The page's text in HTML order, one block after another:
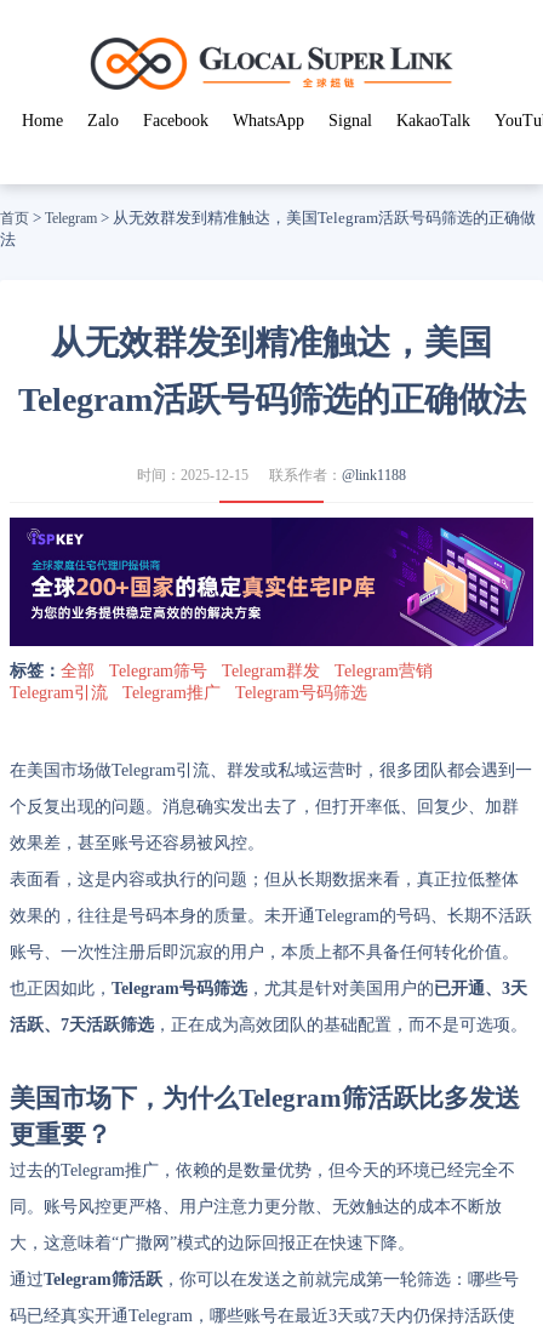
Home Zalo Facebook WhatsApp Signal KakaoTalk
首页 > Telegram > 从无效群发到精准触达，美国Telegram活跃号码筛选的正确做
法
从无效群发到精准触达，美国
Telegram活跃号码筛选的正确做法
时间：2025-12-15 联系作者： @link1188
标签： 全部 Telegram筛号 Telegram群发
Telegram营销
Telegram引流
Telegram推广 Telegram号码筛选
在美国市场做Telegram引流、群发或私域运营时，很多团队都会遇到一
个反复出现的问题。消息确实发出去了，但打开率低、回复少、加群
效果差，甚至账号还容易被风控。
表面看，这是内容或执行的问题；但从长期数据来看，真正拉低整体
效果的，往往是号码本身的质量。未开通Telegram的号码、长期不活跃
账号、一次性注册后即沉寂的用户，本质上都不具备任何转化价值。
也正因如此， Telegram号码筛选，尤其是针对美国用户的已开通、3天
活跃、7天活跃筛选，正在成为高效团队的基础配置，而不是可选项。
美国市场下，为什么Telegram筛活跃比多发送
更重要？
过去的Telegram推广，依赖的是数量优势，但今天的环境已经完全不
同。账号风控更严格、用户注意力更分散、无效触达的成本不断放
大，这意味着“广撒网”模式的边际回报正在快速下降。
通过Telegram筛活跃 ，你可以在发送之前就完成第一轮筛选：哪些号
码已经真实开通Telegram，哪些账号在最近3天或7天内仍保持活跃使